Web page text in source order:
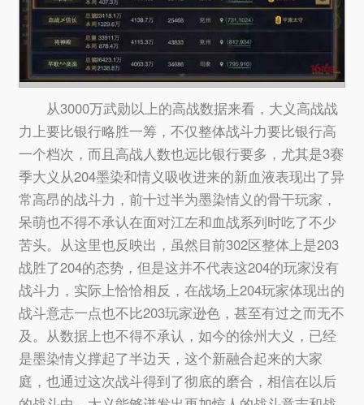
从3000万武勋以上的高战数据来看，大义高战战
力上要比银行略胜一筹，不仅整体战斗力要比银行高
一个档次，而且高战人数也远比银行要多，尤其是3赛
季大义从204墨染和情义吸收进来的新血液表现出了异
常高昂的战斗力，前十过半为墨染情义的骨干玩家，
呆萌也不得不承认在面对江左和血战系列时吃了不少
苦头。从这里也反映出，虽然目前302区整体上是203
战胜了204的态势，但是这并不代表这204的玩家没有
战斗力，实际上恰恰相反，在战场上204玩家体现出的
战斗意志一点也不比203玩家逊色，甚至有过之而无不
及。从数据上也不得不承认，如今的徐州大义，已经
是墨染情义撑起了半边天，这个新融合起来的大家
庭，也通过这次战斗得到了彻底的磨合，相信在以后